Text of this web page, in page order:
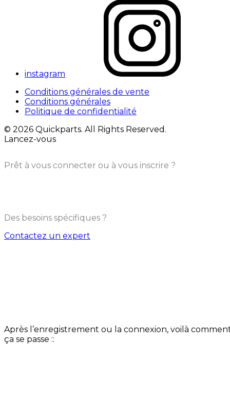
instagram
Conditions générales de vente
Conditions générales
Politique de confidentialité
© 2026 Quickparts. All Rights Reserved.
Lancez-vous
Prêt à vous connecter ou à vous inscrire ?
Des besoins spécifiques ?
Contactez un expert
Après l’enregistrement ou la connexion, voilà
ça se passe ::